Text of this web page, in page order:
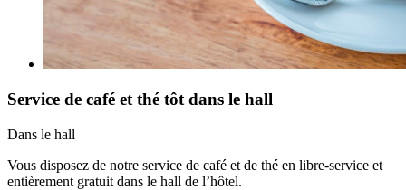
Service de café et thé tôt dans le hall
Dans le hall
Vous disposez de notre service de café et de thé en libre-service et
entièrement gratuit dans le hall de l’hôtel.